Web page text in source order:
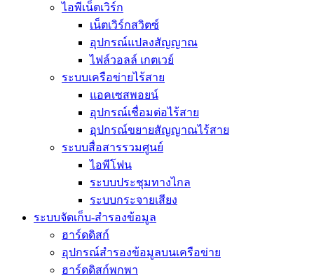
ไอพีเน็ตเวิร์ก
เน็ตเวิร์กสวิตซ์
อุปกรณ์แปลงสัญญาณ
ไฟล์วอลล์ เกตเวย์
ระบบเครือข่ายไร้สาย
แอคเซสพอยน์
อุปกรณ์เชื่อมต่อไร้สาย
อุปกรณ์ขยายสัญญาณไร้สาย
ระบบสื่อสารรวมศูนย์
ไอพีโฟน
ระบบประชุมทางไกล
ระบบกระจายเสียง
ระบบจัดเก็บ-สำรองข้อมูล
ฮาร์ดดิสก์
อุปกรณ์สำรองข้อมูลบนเครือข่าย
ฮาร์ดดิสก์พกพา